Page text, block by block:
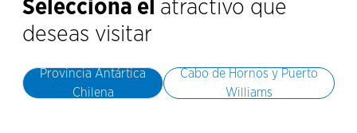
Selecciona el atractivo que
deseas visitar
Provincia Antártica
Chilena
Cabo de Hornos y Puerto
Williams